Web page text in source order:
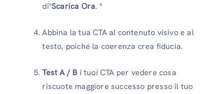
di"Scarica Ora. "
Abbina la tua CTA al contenuto visivo e al
testo, poiché la coerenza crea fiducia.
Test A / B i tuoi CTA per vedere cosa
riscuote maggiore successo presso il tuo